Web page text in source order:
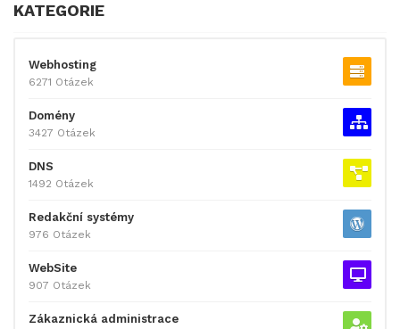
KATEGORIE
Webhosting
6271 Otázek
Domény
3427 Otázek
DNS
1492 Otázek
Redakční systémy
976 Otázek
WebSite
907 Otázek
Zákaznická administrace